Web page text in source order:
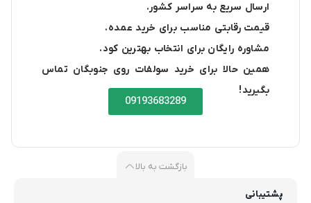
ارسال سریع به سراسر کشور.
قیمت رقابتی مناسب برای خرید عمده.
مشاوره رایگان برای انتخاب بهترین کود.
همین حالا برای خرید سولفات روی جنوبگان تماس
بگیرید!
09193683289
بازگشت به بالا
پشتیبانی